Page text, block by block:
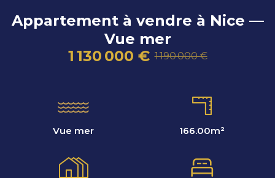
Appartement à vendre à Nice —
Vue mer
1 130 000 € 1 190 000 €
Vue mer 166.00m²